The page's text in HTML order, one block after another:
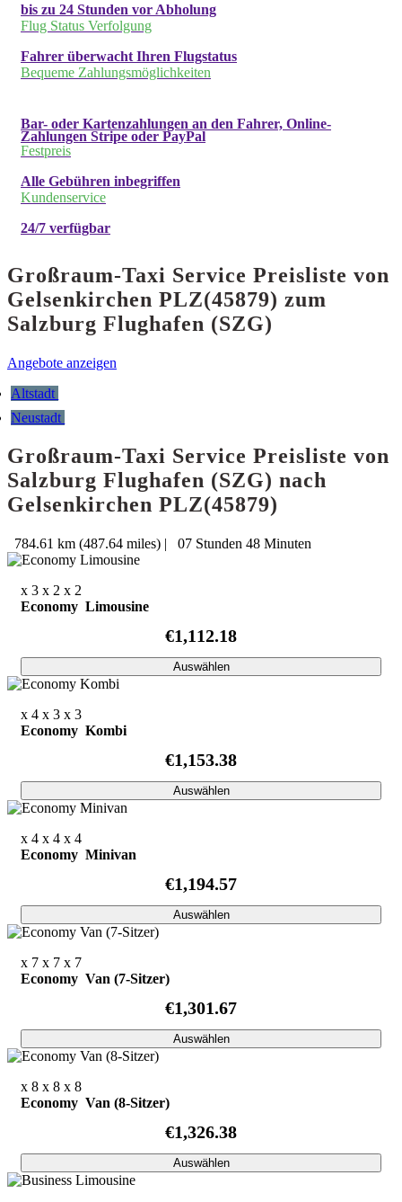
bis zu 24 Stunden vor Abholung
Flug Status Verfolgung
Fahrer überwacht Ihren Flugstatus
Bequeme Zahlungsmöglichkeiten
Bar- oder Kartenzahlungen an den Fahrer, Online-
Zahlungen Stripe oder PayPal
Festpreis
Alle Gebühren inbegriffen
Kundenservice
24/7 verfügbar
Großraum-Taxi Service Preisliste von
Gelsenkirchen PLZ(45879) zum
Salzburg Flughafen (SZG)
Angebote anzeigen
Altstadt
Neustadt
Großraum-Taxi Service Preisliste von
Salzburg Flughafen (SZG) nach
Gelsenkirchen PLZ(45879)
784.61 km (487.64 miles) | 07 Stunden 48 Minuten
x 3 x 2 x 2
Economy Limousine
€1,112.18
Auswählen
x 4 x 3 x 3
Economy Kombi
€1,153.38
Auswählen
x 4 x 4 x 4
Economy Minivan
€1,194.57
Auswählen
x 7 x 7 x 7
Economy Van (7-Sitzer)
€1,301.67
Auswählen
x 8 x 8 x 8
Economy Van (8-Sitzer)
€1,326.38
Auswählen